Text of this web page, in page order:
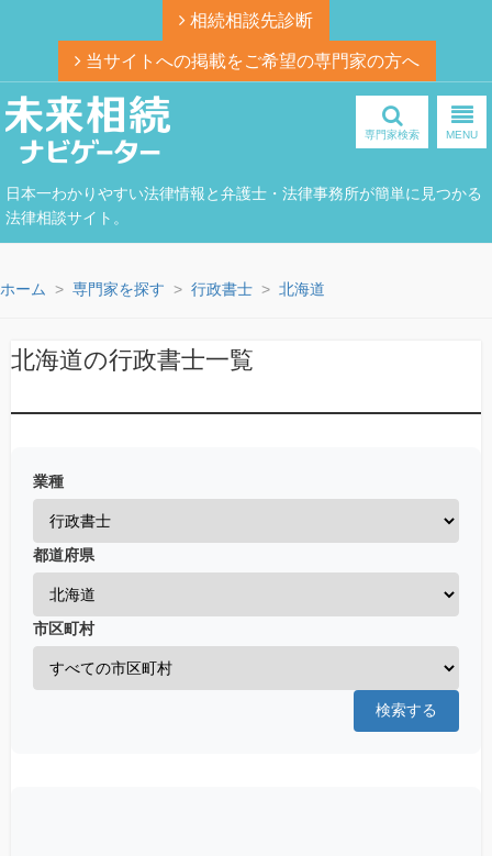
相続相談先診断
当サイトへの掲載をご希望の専門家の方へ
日本一わかりやすい法律情報と弁護士・法律事務所が簡単に見つかる
法律相談サイト。
専門家検索 MENU
ホーム 専門家を探す 行政書士 北海道
北海道の行政書士一覧
業種
都道府県
市区町村
検索する